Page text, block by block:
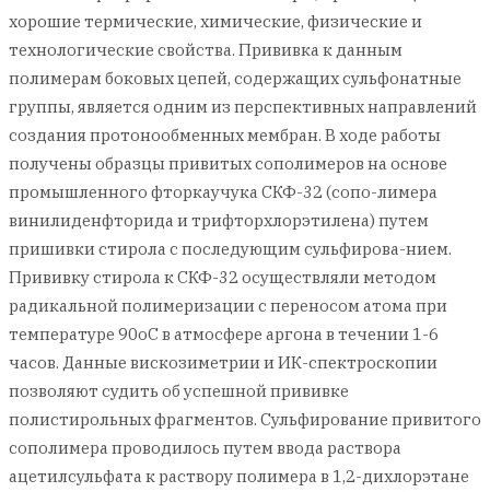
хорошие термические, химические, физические и
технологические свойства. Прививка к данным
полимерам боковых цепей, содержащих сульфонатные
группы, является одним из перспективных направлений
создания протонообменных мембран. В ходе работы
получены образцы привитых сополимеров на основе
промышленного фторкаучука СКФ-32 (сопо-лимера
винилиденфторида и трифторхлорэтилена) путем
пришивки стирола с последующим сульфирова-нием.
Прививку стирола к СКФ-32 осуществляли методом
радикальной полимеризации с переносом атома при
температуре 90оС в атмосфере аргона в течении 1-6
часов. Данные вискозиметрии и ИК-спектроскопии
позволяют судить об успешной прививке
полистирольных фрагментов. Сульфирование привитого
сополимера проводилось путем ввода раствора
ацетилсульфата к раствору полимера в 1,2-дихлорэтане